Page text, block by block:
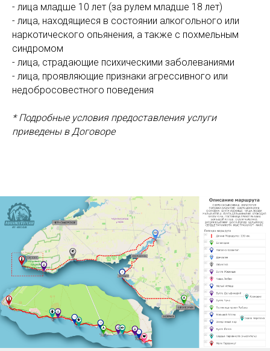
- лица младше 10 лет (за рулем младше 18 лет)
- лица, находящиеся в состоянии алкогольного или
наркотического опьянения, а также с похмельным
синдромом
- лица, страдающие психическими заболеваниями
- лица, проявляющие признаки агрессивного или
недобросовестного поведения
* Подробные условия предоставления услуги
приведены в Договоре